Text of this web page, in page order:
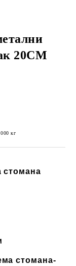
20СМ
кг
стомана
стомана-